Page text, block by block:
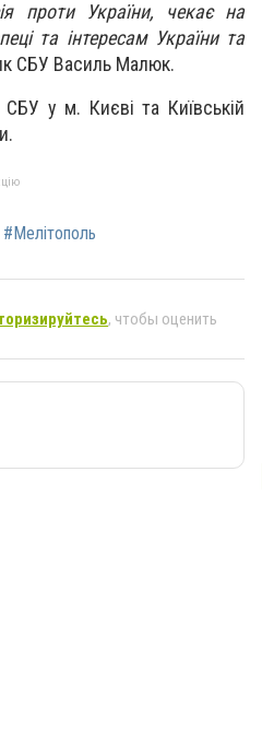
проти України, чекає на
та інтересам України та
СБУ Василь Малюк.
СБУ у м. Києві та Київській
#Мелітополь
, чтобы оценить